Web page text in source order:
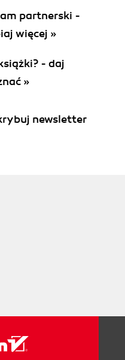
partnerski -
więcej »
- daj
»
newsletter